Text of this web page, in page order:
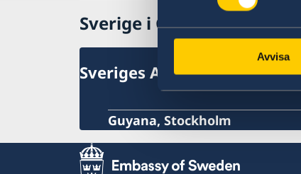
Avvisa
Sverige i Guyana
Sveriges Ambassad
Guyana, Stockholm